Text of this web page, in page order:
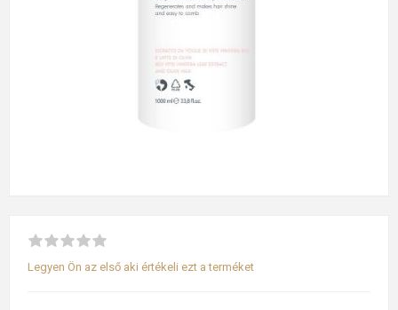
Legyen Ön az első aki értékeli ezt a terméket